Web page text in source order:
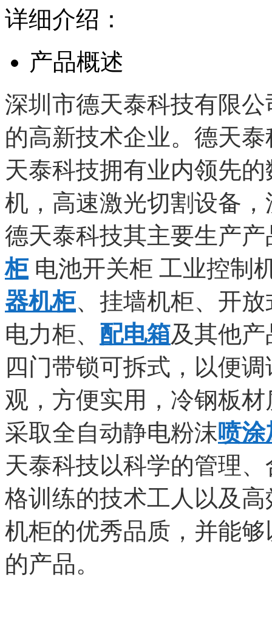
详细介绍：
产品概述
深圳市德天泰科技有限
的高新技术企业。德天
天泰科技拥有业内领先
机，高速激光切割设备
德天泰科技其主要生产
柜 电池开关柜 工业控制
器机柜、挂墙机柜、开
电力柜、 配电箱及其他
四门带锁可拆式，以便
观，方便实用，冷钢板
采取全自动静电粉沫喷
天泰科技以科学的管理
格训练的技术工人以及
机柜的优秀品质，并能
的产品。